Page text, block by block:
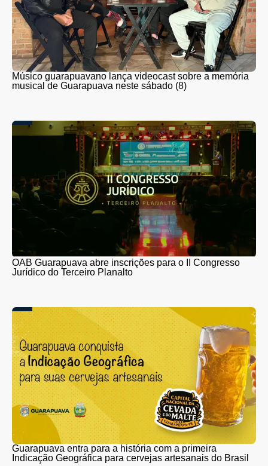
Músico guarapuavano lança videocast sobre a memória
musical de Guarapuava neste sábado (8)
OAB Guarapuava abre inscrições para o II Congresso
Jurídico do Terceiro Planalto
Guarapuava entra para a história com a primeira
Indicação Geográfica para cervejas artesanais do Brasil